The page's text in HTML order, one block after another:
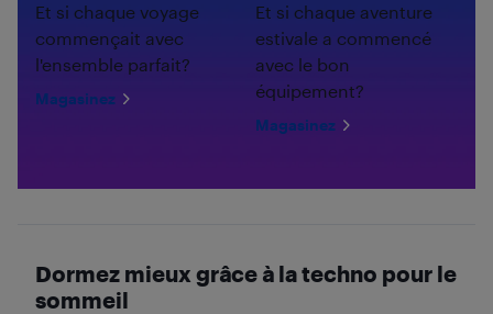
Et si chaque voyage
commençait avec
l'ensemble parfait?
Magasinez
Et si chaque aventure
estivale a commencé
avec le bon
équipement?
Magasinez
Dormez mieux grâce à la techno pour le
sommeil